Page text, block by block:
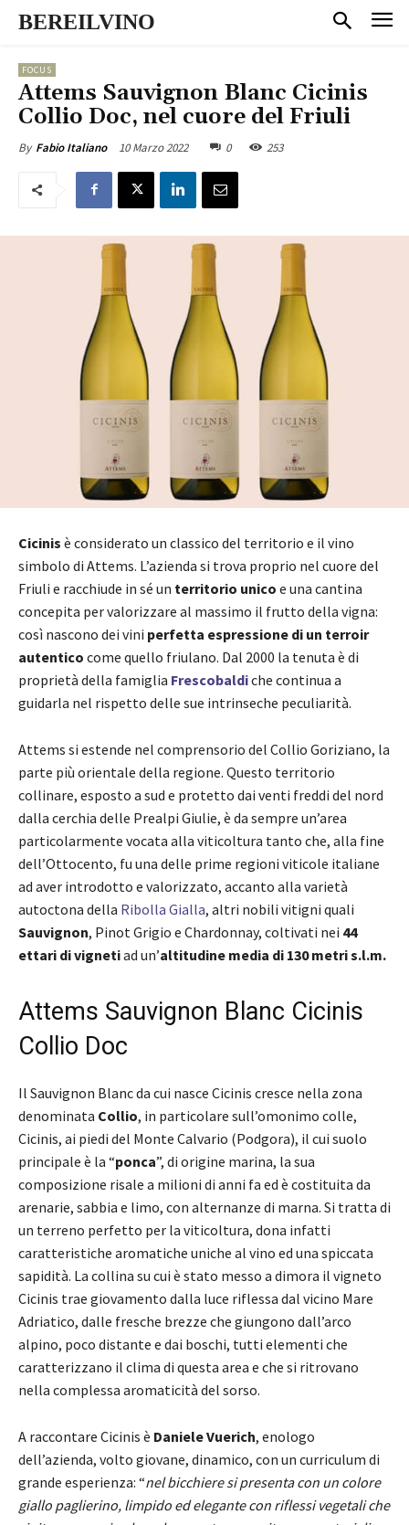
BEREILVINO
FOCUS
Attems Sauvignon Blanc Cicinis
Collio Doc, nel cuore del Friuli
By Fabio Italiano 10 Marzo 2022 0 253
Cicinis è considerato un classico del territorio e il vino
simbolo di Attems. L’azienda si trova proprio nel cuore del
Friuli e racchiude in sé un territorio unico e una cantina
concepita per valorizzare al massimo il frutto della vigna:
così nascono dei vini perfetta espressione di un terroir
autentico come quello friulano. Dal 2000 la tenuta è di
proprietà della famiglia Frescobaldiche continua a
guidarla nel rispetto delle sue intrinseche peculiarità.
Attems si estende nel comprensorio del Collio Goriziano, la
parte più orientale della regione. Questo territorio
collinare, esposto a sud e protetto dai venti freddi del nord
dalla cerchia delle Prealpi Giulie, è da sempre un’area
particolarmente vocata alla viticoltura tanto che, alla fine
dell’Ottocento, fu una delle prime regioni viticole italiane
ad aver introdotto e valorizzato, accanto alla varietà
autoctona della Ribolla Gialla, altri nobili vitigni quali
Sauvignon, Pinot Grigio e Chardonnay, coltivati nei 44
ettari di vignetiad un’altitudine media di 130 metri s.l.m.
Attems Sauvignon Blanc Cicinis
Collio Doc
Il Sauvignon Blanc da cui nasce Cicinis cresce nella zona
denominata Collio, in particolare sull’omonimo colle,
Cicinis, ai piedi del Monte Calvario (Podgora), il cui suolo
principale è la “ponca”, di origine marina, la sua
composizione risale a milioni di anni fa ed è costituita da
arenarie, sabbia e limo, con alternanze di marna. Si tratta di
un terreno perfetto per la viticoltura, dona infatti
caratteristiche aromatiche uniche al vino ed una spiccata
sapidità. La collina su cui è stato messo a dimora il vigneto
Cicinis trae giovamento dalla luce riflessa dal vicino Mare
Adriatico, dalle fresche brezze che giungono dall’arco
alpino, poco distante e dai boschi, tutti elementi che
caratterizzano il clima di questa area e che si ritrovano
nella complessa aromaticità del sorso.
A raccontare Cicinis è Daniele Vuerich, enologo
dell’azienda, volto giovane, dinamico, con un curriculum di
grande esperienza: “nel bicchiere si presenta con un colore
giallo paglierino, limpido ed elegante con riflessi vegetali che